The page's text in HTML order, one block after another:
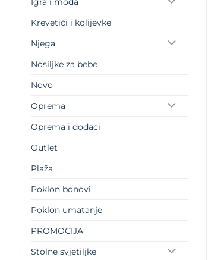
Krevetići i kolijevke
Njega
Nosiljke za bebe
Novo
Oprema
Oprema i dodaci
Outlet
Plaža
Poklon bonovi
Poklon umatanje
PROMOCIJA
Stolne svjetiljke